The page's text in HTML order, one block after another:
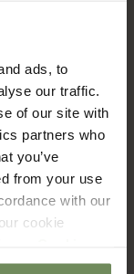
ads, to
our traffic.
of our site with
partners who
you’ve
from your use
with our
cookie
ontvang?